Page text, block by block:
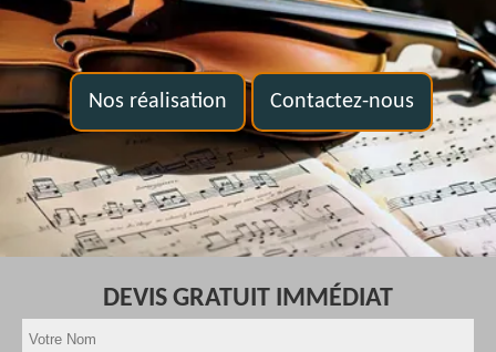
Nos réalisation Contactez-nous
DEVIS GRATUIT IMMÉDIAT